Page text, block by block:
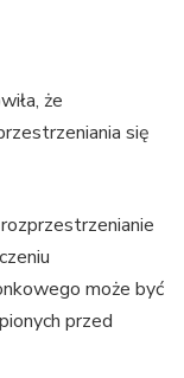
że
się
może być
przed